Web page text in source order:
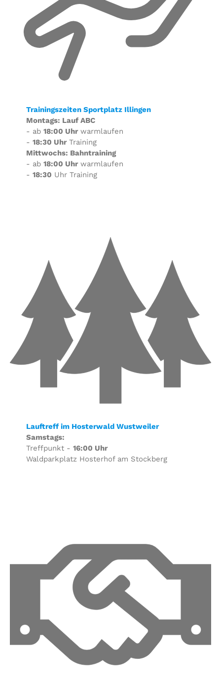
Trainingszeiten Sportplatz Illingen
Montags: Lauf ABC
- ab 18:00 Uhrwarmlaufen
- 18:30 UhrTraining
Mittwochs: Bahntraining
- ab 18:00 Uhrwarmlaufen
- 18:30 Uhr Training
Lauftreff im Hosterwald Wustweiler
Samstags:
Treffpunkt - 16:00 Uhr
Waldparkplatz Hosterhof am Stockberg